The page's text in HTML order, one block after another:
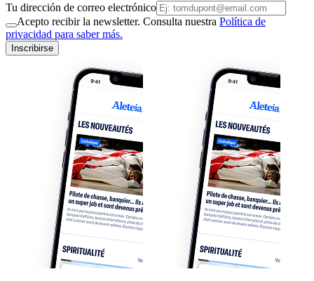
Tu dirección de correo electrónico
Acepto recibir la newsletter. Consulta nuestra Política de
privacidad para saber más.
Inscribirse